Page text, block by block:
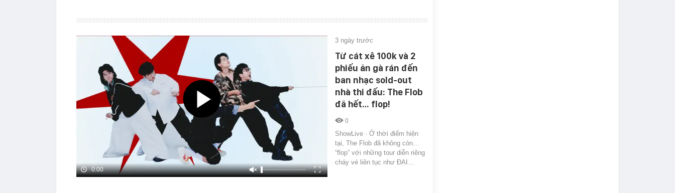
0:00
3 ngày trước
Từ cát xê 100k và 2
phiếu ăn gà rán đến
ban nhạc sold-out
nhà thi đấu: The Flob
đã hết… flop!
0
ShowLive · Ở thời điểm hiện
tại, The Flob đã không còn…
“flop” với những tour diễn riêng
cháy vé liên tục như ĐẠI…